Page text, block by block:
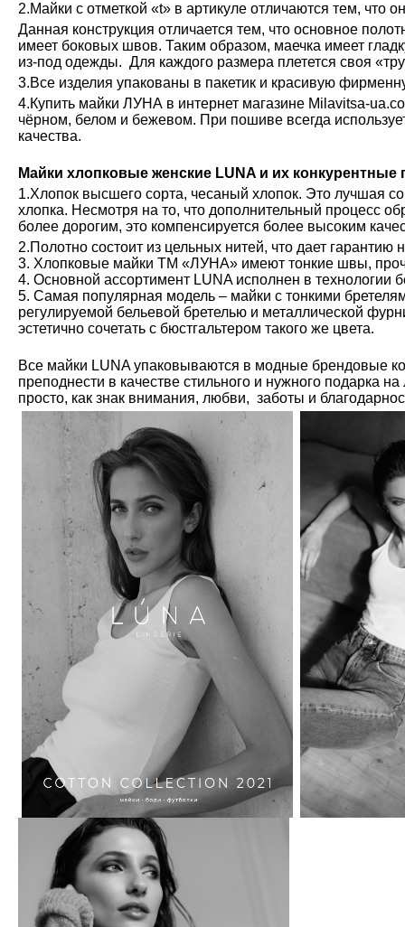
2.Майки с отметкой «t» в артикуле отличаются тем, что
Данная конструкция отличается тем, что основное
имеет боковых швов. Таким образом, маечка имеет
из-под одежды. Для каждого размера плетется своя
3.Все изделия упакованы в пакетик и красивую
4.Купить майки ЛУНА в интернет магазине Milavitsa-
чёрном, белом и бежевом. При пошиве всегда
качества.
Майки хлопковые женские LUNA и их конкурентные
1.Хлопок высшего сорта, чесаный хлопок. Это лучшая
хлопка. Несмотря на то, что дополнительный процесс
более дорогим, это компенсируется более высоким
2.Полотно состоит из цельных нитей, что дает гарантию
3. Хлопковые майки ТМ «ЛУНА» имеют тонкие швы,
4. Основной ассортимент LUNA исполнен в технологии
5. Самая популярная модель – майки с тонкими
регулируемой бельевой бретелью и металлической
эстетично сочетать с бюстгальтером такого же цвета.
Все майки LUNA упаковываются в модные брендовые
преподнести в качестве стильного и нужного подарка
просто, как знак внимания, любви, заботы и